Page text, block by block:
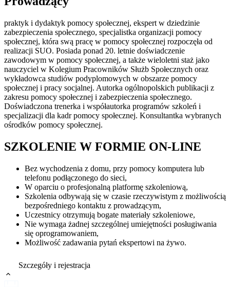
praktyk i dydaktyk pomocy społecznej, ekspert w dziedzinie
zabezpieczenia społecznego, specjalistka organizacji pomocy
społecznej, która swą pracę w pomocy społecznej rozpoczęła od
realizacji SUO. Posiada ponad 20. letnie doświadczenie
zawodowym w pomocy społecznej, a także wieloletni staż jako
nauczyciel w Kolegium Pracowników Służb Społecznych oraz
wykładowca studiów podyplomowych w obszarze pomocy
społecznej i pracy socjalnej. Autorka ogólnopolskich publikacji z
zakresu pomocy społecznej i zabezpieczenia społecznego.
Doświadczona trenerka i współautorka programów szkoleń i
specjalizacji dla kadr pomocy społecznej. Konsultantka wybranych
ośrodków pomocy społecznej.
SZKOLENIE W FORMIE ON-LINE
Bez wychodzenia z domu, przy pomocy komputera lub
telefonu podłączonego do sieci,
W oparciu o profesjonalną platformę szkoleniową,
Szkolenia odbywają się w czasie rzeczywistym z możliwością
bezpośredniego kontaktu z prowadzącym,
Uczestnicy otrzymują bogate materiały szkoleniowe,
Nie wymaga żadnej szczególnej umiejętności posługiwania
się oprogramowaniem,
Możliwość zadawania pytań ekspertowi na żywo.
Szczegóły i rejestracja